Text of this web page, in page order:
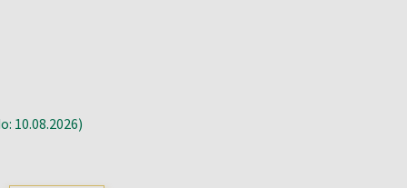
10.08.2026)